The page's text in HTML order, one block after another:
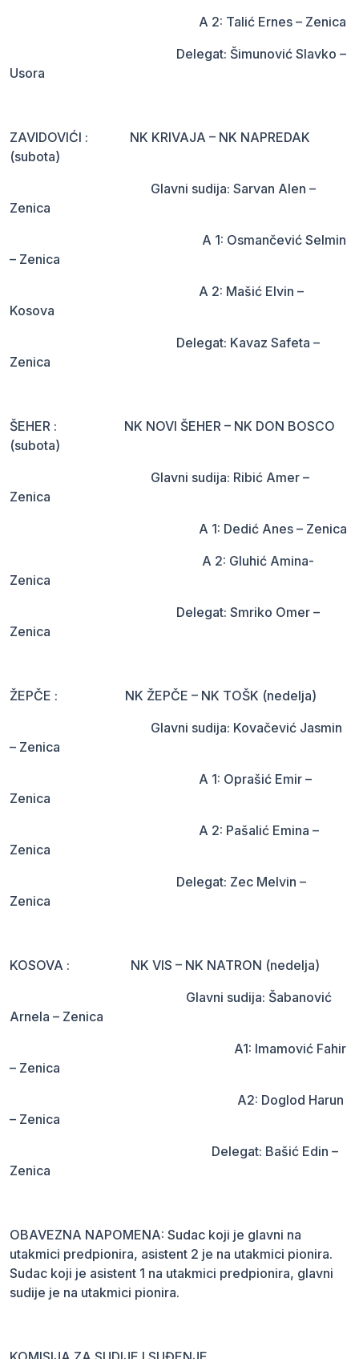
A 2: Talić Ernes – Zenica
Delegat: Šimunović Slavko –
Usora
ZAVIDOVIĆI : NK KRIVAJA – NK NAPREDAK
(subota)
Glavni sudija: Sarvan Alen –
Zenica
A 1: Osmančević Selmin
– Zenica
A 2: Mašić Elvin –
Kosova
Delegat: Kavaz Safeta –
Zenica
ŠEHER : NK NOVI ŠEHER – NK DON BOSCO
(subota)
Glavni sudija: Ribić Amer –
Zenica
A 1: Dedić Anes – Zenica
A 2: Gluhić Amina-
Zenica
Delegat: Smriko Omer –
Zenica
ŽEPČE : NK ŽEPČE – NK TOŠK (nedelja)
Glavni sudija: Kovačević Jasmin
– Zenica
A 1: Oprašić Emir –
Zenica
A 2: Pašalić Emina –
Zenica
Delegat: Zec Melvin –
Zenica
KOSOVA : NK VIS – NK NATRON (nedelja)
Glavni sudija: Šabanović
Arnela – Zenica
A1: Imamović Fahir
– Zenica
A2: Doglod Harun
– Zenica
Delegat: Bašić Edin –
Zenica
OBAVEZNA NAPOMENA: Sudac koji je glavni na
utakmici predpionira, asistent 2 je na utakmici pionira.
Sudac koji je asistent 1 na utakmici predpionira, glavni
sudije je na utakmici pionira.